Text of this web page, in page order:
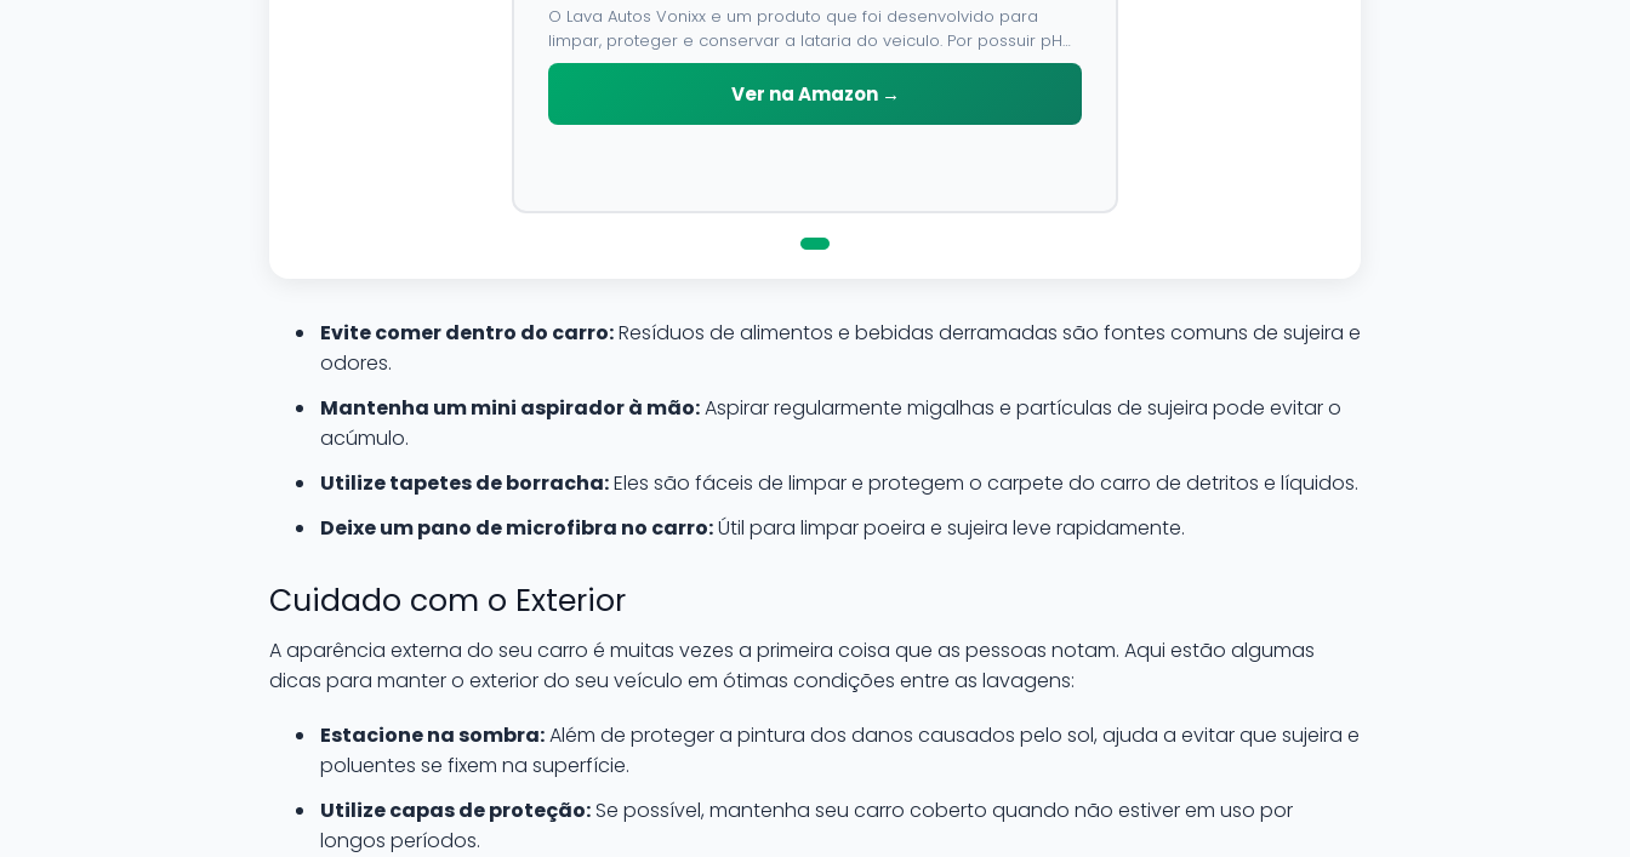
O Lava Autos Vonixx e um produto que foi desenvolvido para
limpar, proteger e conservar a lataria do veiculo. Por possuir pH
neutro, pode ser aplicado em qualquer superficie sem correr o
Ver na Amazon →
Evite comer dentro do carro:Resíduos de alimentos e bebidas derramadas são fontes comuns de sujeira e
odores.
Mantenha um mini aspirador à mão:Aspirar regularmente migalhas e partículas de sujeira pode evitar o
acúmulo.
Utilize tapetes de borracha:Eles são fáceis de limpar e protegem o carpete do carro de detritos e líquidos.
Deixe um pano de microfibra no carro:Útil para limpar poeira e sujeira leve rapidamente.
Cuidado com o Exterior
A aparência externa do seu carro é muitas vezes a primeira coisa que as pessoas notam. Aqui estão algumas
dicas para manter o exterior do seu veículo em ótimas condições entre as lavagens:
Estacione na sombra:Além de proteger a pintura dos danos causados pelo sol, ajuda a evitar que sujeira e
poluentes se fixem na superfície.
Utilize capas de proteção: Se possível, mantenha seu carro coberto quando não estiver em uso por
longos períodos.